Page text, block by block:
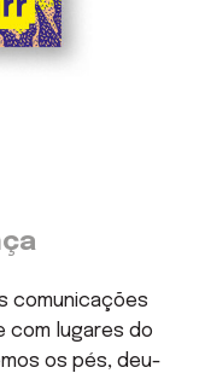
comunicações
lugares do
os pés, deu-